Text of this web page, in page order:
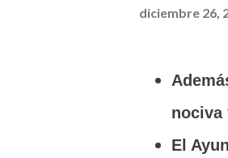
diciembre 26,
nociva
El